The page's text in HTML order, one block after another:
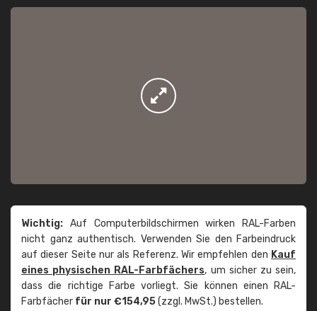
Wichtig: Auf Computerbildschirmen wirken RAL-Farben
nicht ganz authentisch. Verwenden Sie den Farbeindruck
auf dieser Seite nur als Referenz. Wir empfehlen den Kauf
eines physischen RAL-Farbfächers, um sicher zu sein,
dass die richtige Farbe vorliegt. Sie können einen RAL-
Farbfächer für nur €154,95(zzgl. MwSt.) bestellen.